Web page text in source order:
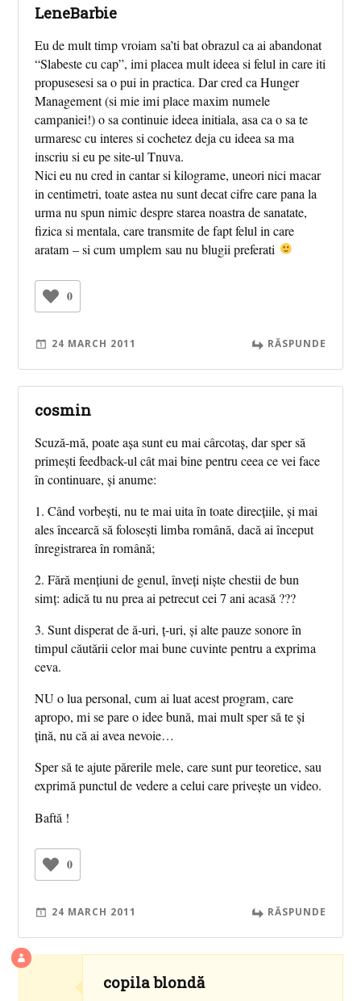
LeneBarbie
Eu de mult timp vroiam sa’ti bat obrazul ca ai abandonat
“Slabeste cu cap”, imi placea mult ideea si felul in care iti
propusesesi sa o pui in practica. Dar cred ca Hunger
Management (si mie imi place maxim numele
campaniei!) o sa continuie ideea initiala, asa ca o sa te
urmaresc cu interes si cochetez deja cu ideea sa ma
inscriu si eu pe site-ul Tnuva.
Nici eu nu cred in cantar si kilograme, uneori nici macar
in centimetri, toate astea nu sunt decat cifre care pana la
urma nu spun nimic despre starea noastra de sanatate,
fizica si mentala, care transmite de fapt felul in care
aratam – si cum umplem sau nu blugii preferati
0
24 MARCH 2011 RĂSPUNDE
cosmin
Scuză-mă, poate așa sunt eu mai cârcotaș, dar sper să
primești feedback-ul cât mai bine pentru ceea ce vei face
în continuare, și anume:
1. Când vorbești, nu te mai uita în toate direcțiile, și mai
ales încearcă să folosești limba română, dacă ai început
înregistrarea în română;
2. Fără mențiuni de genul, înveți niște chestii de bun
simț: adică tu nu prea ai petrecut cei 7 ani acasă ???
3. Sunt disperat de ă-uri, ț-uri, și alte pauze sonore în
timpul căutării celor mai bune cuvinte pentru a exprima
ceva.
NU o lua personal, cum ai luat acest program, care
apropo, mi se pare o idee bună, mai mult sper să te și
țină, nu că ai avea nevoie…
Sper să te ajute părerile mele, care sunt pur teoretice, sau
exprimă punctul de vedere a celui care privește un video.
Baftă !
0
24 MARCH 2011 RĂSPUNDE
copila blondă